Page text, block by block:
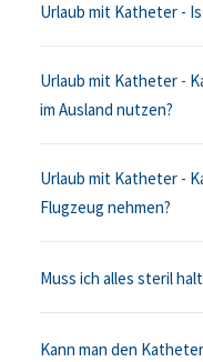
Urlaub mit Katheter -
Urlaub mit Katheter -
im Ausland nutzen?
Urlaub mit Katheter -
Flugzeug nehmen?
Muss ich alles steril
Kann man den